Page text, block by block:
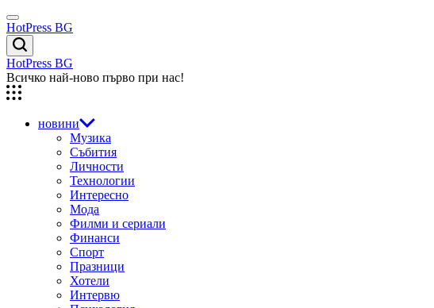
Skip
to
content
Menu
HotPress BG
Търсене
HotPress BG
Всичко най-ново първо при нас!
новини
Музика
Събития
Личности
Технологии
Интересно
Мода
Филми и сериали
Финанси
Спорт
Празници
Хотели
Интервю